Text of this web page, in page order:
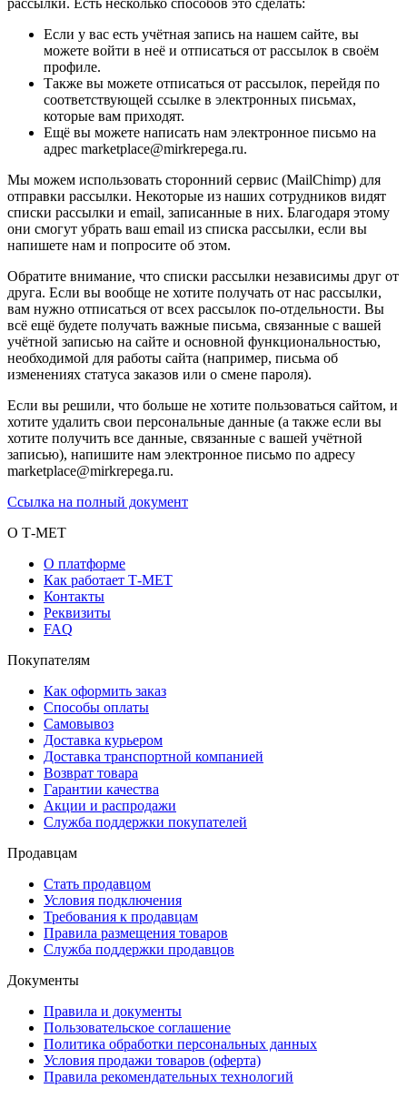
Если у вас есть учётная запись на нашем сайте, вы
можете войти в неё и отписаться от рассылок в своём
профиле.
Также вы можете отписаться от рассылок, перейдя по
соответствующей ссылке в электронных письмах,
которые вам приходят.
Ещё вы можете написать нам электронное письмо на
адрес marketplace@mirkrepega.ru.
Мы можем использовать сторонний сервис (MailChimp) для
отправки рассылки. Некоторые из наших сотрудников видят
списки рассылки и email, записанные в них. Благодаря этому
они смогут убрать ваш email из списка рассылки, если вы
напишете нам и попросите об этом.
Обратите внимание, что списки рассылки независимы друг от
друга. Если вы вообще не хотите получать от нас рассылки,
вам нужно отписаться от всех рассылок по-отдельности. Вы
всё ещё будете получать важные письма, связанные с вашей
учётной записью на сайте и основной функциональностью,
необходимой для работы сайта (например, письма об
изменениях статуса заказов или о смене пароля).
Если вы решили, что больше не хотите пользоваться сайтом, и
хотите удалить свои персональные данные (а также если вы
хотите получить все данные, связанные с вашей учётной
записью), напишите нам электронное письмо по адресу
marketplace@mirkrepega.ru.
Ссылка на полный документ
О Т-МЕТ
О платформе
Как работает Т-МЕТ
Контакты
Реквизиты
FAQ
Покупателям
Как оформить заказ
Способы оплаты
Самовывоз
Доставка курьером
Доставка транспортной компанией
Возврат товара
Гарантии качества
Акции и распродажи
Служба поддержки покупателей
Продавцам
Стать продавцом
Условия подключения
Требования к продавцам
Правила размещения товаров
Служба поддержки продавцов
Документы
Правила и документы
Пользовательское соглашение
Политика обработки персональных данных
Условия продажи товаров (оферта)
Правила рекомендательных технологий